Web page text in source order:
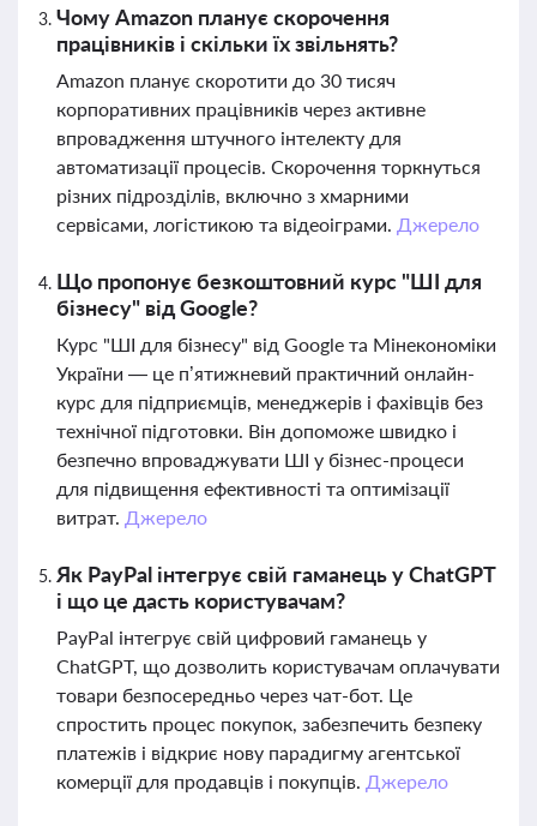
Чому Amazon планує скорочення
працівників і скільки їх звільнять?
Amazon планує скоротити до 30 тисяч
корпоративних працівників через активне
впровадження штучного інтелекту для
автоматизації процесів. Скорочення торкнуться
різних підрозділів, включно з хмарними
сервісами, логістикою та відеоіграми. Джерело
Що пропонує безкоштовний курс "ШІ для
бізнесу" від Google?
Курс "ШІ для бізнесу" від Google та Мінекономіки
України — це п’ятижневий практичний онлайн-
курс для підприємців, менеджерів і фахівців без
технічної підготовки. Він допоможе швидко і
безпечно впроваджувати ШІ у бізнес-процеси
для підвищення ефективності та оптимізації
витрат. Джерело
Як PayPal інтегрує свій гаманець у ChatGPT
і що це дасть користувачам?
PayPal інтегрує свій цифровий гаманець у
ChatGPT, що дозволить користувачам оплачувати
товари безпосередньо через чат-бот. Це
спростить процес покупок, забезпечить безпеку
платежів і відкриє нову парадигму агентської
комерції для продавців і покупців. Джерело